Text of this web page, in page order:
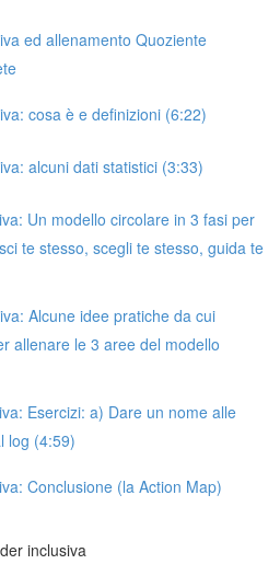
ed allenamento Quoziente
cosa è e definizioni (6:22)
alcuni dati statistici (3:33)
Un modello circolare in 3 fasi per
te stesso, scegli te stesso, guida te
Alcune idee pratiche da cui
allenare le 3 aree del modello
Esercizi: a) Dare un nome alle
log (4:59)
Conclusione (la Action Map)
inclusiva